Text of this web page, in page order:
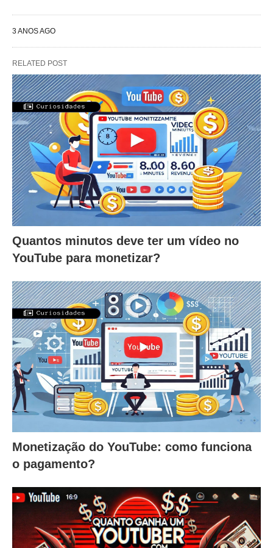
3 ANOS AGO
RELATED POST
Quantos minutos deve ter um vídeo no
YouTube para monetizar?
Monetização do YouTube: como funciona
o pagamento?